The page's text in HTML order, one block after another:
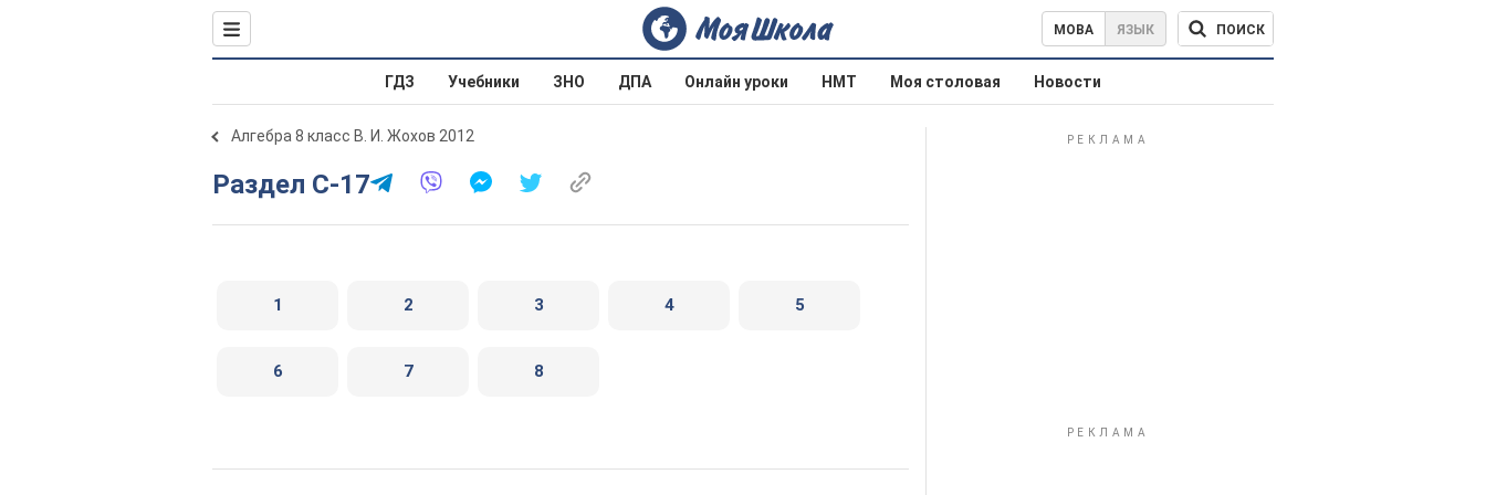
МОВА ЯЗЫК ПОИСК
ГДЗ Учебники ЗНО ДПА Онлайн уроки НМТ Моя столовая Новости
Алгебра 8 класс В. И. Жохов 2012
Раздел C-17
1 2 3 4 5
6 7 8